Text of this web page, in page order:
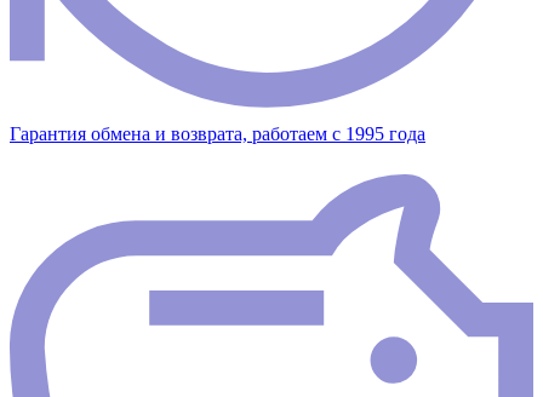
Гарантия обмена и возврата, работаем с 1995 года